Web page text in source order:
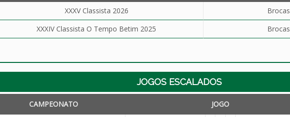
XXXV Classista 2026
XXXIV Classista O Tempo Betim 2025
JOGOS ESCALADOS
CAMPEONATO JOGO